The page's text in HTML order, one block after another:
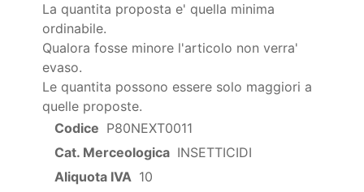
La quantita proposta e' quella minima
ordinabile.
Qualora fosse minore l'articolo non verra'
evaso.
Le quantita possono essere solo maggiori a
quelle proposte.
Codice P80NEXT0011
Cat. Merceologica INSETTICIDI
Aliquota IVA 10